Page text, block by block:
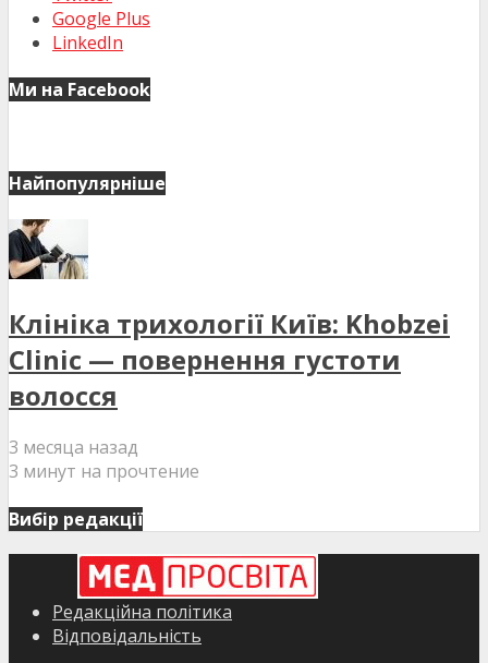
Google Plus
LinkedIn
Ми на Facebook
Найпопулярніше
Клініка трихології Київ: Khobzei
Clinic — повернення густоти
волосся
3 месяца назад
3 минут на прочтение
Вибір редакції
Редакційна політика
Відповідальність